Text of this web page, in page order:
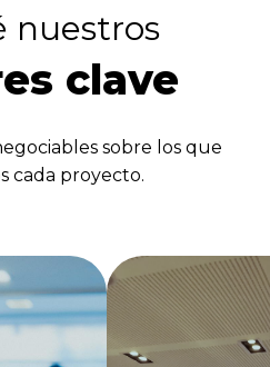
nuestros
clave
sobre los que
cada proyecto.